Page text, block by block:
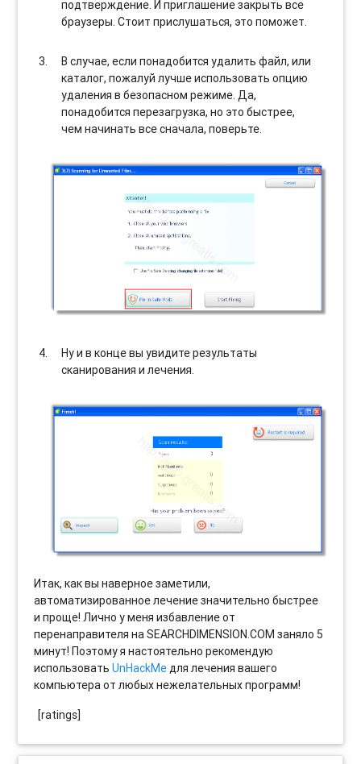
подтверждение. И приглашение закрыть все
браузеры. Стоит прислушаться, это поможет.
В случае, если понадобится удалить файл, или
каталог, пожалуй лучше использовать опцию
удаления в безопасном режиме. Да,
понадобится перезагрузка, но это быстрее,
чем начинать все сначала, поверьте.
Ну и в конце вы увидите результаты
сканирования и лечения.
Итак, как вы наверное заметили,
автоматизированное лечение значительно быстрее
и проще! Лично у меня избавление от
перенаправителя на SEARCHDIMENSION.COM заняло 5
минут! Поэтому я настоятельно рекомендую
использоватьUnHackMeдля лечения вашего
компьютера от любых нежелательных программ!
[ratings]